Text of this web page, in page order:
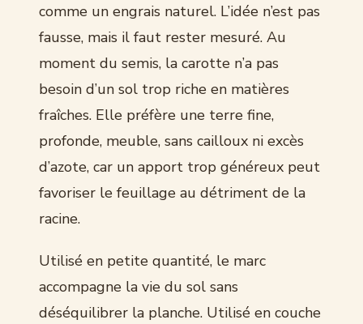
comme un engrais naturel. L’idée n’est pas
fausse, mais il faut rester mesuré. Au
moment du semis, la carotte n’a pas
besoin d’un sol trop riche en matières
fraîches. Elle préfère une terre fine,
profonde, meuble, sans cailloux ni excès
d’azote, car un apport trop généreux peut
favoriser le feuillage au détriment de la
racine.
Utilisé en petite quantité, le marc
accompagne la vie du sol sans
déséquilibrer la planche. Utilisé en couche